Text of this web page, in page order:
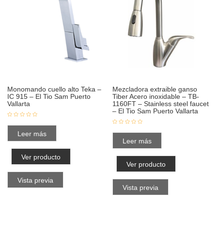
Monomando cuello alto Teka –
IC 915 – El Tio Sam Puerto
Vallarta
Leer más
Ver producto
Vista previa
Mezcladora extraible ganso
Tiber Acero inoxidable – TB-
1160FT – Stainless steel faucet
– El Tio Sam Puerto Vallarta
Leer más
Ver producto
Vista previa